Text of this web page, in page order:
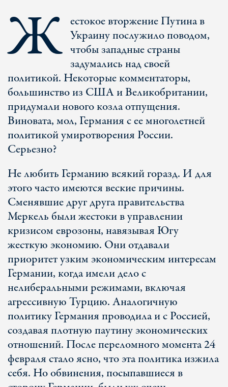
Ж естокое вторжение Путина в
Украину послужило поводом,
чтобы западные страны
задумались над своей
политикой. Некоторые комментаторы,
большинство из США и Великобритании,
придумали нового козла отпущения.
Виновата, мол, Германия с ее многолетней
политикой умиротворения России.
Серьезно?
Не любить Германию всякий горазд. И для
этого часто имеются веские причины.
Сменявшие друг друга правительства
Меркель были жестоки в управлении
кризисом еврозоны, навязывая Югу
жесткую экономию. Они отдавали
приоритет узким экономическим интересам
Германии, когда имели дело с
нелиберальными режимами, включая
агрессивную Турцию. Аналогичную
политику Германия проводила и с Россией,
создавая плотную паутину экономических
отношений. После переломного момента 24
февраля стало ясно, что эта политика изжила
себя. Но обвинения, посыпавшиеся в